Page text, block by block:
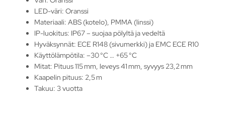
LED-väri: Oranssi
Materiaali: ABS (kotelo), PMMA (linssi)
IP-luokitus: IP67 – suojaa pölyltä ja vedeltä
Hyväksynnät: ECE R148 (sivumerkki) ja EMC ECE R10
Käyttölämpötila: –30 °C … +65 °C
Mitat: Pituus 115 mm, leveys 41 mm, syvyys 23,2 mm
Kaapelin pituus: 2,5 m
Takuu: 3 vuotta